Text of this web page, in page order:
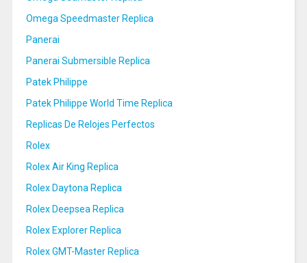
Omega Speedmaster Replica
Panerai
Panerai Submersible Replica
Patek Philippe
Patek Philippe World Time Replica
Replicas De Relojes Perfectos
Rolex
Rolex Air King Replica
Rolex Daytona Replica
Rolex Deepsea Replica
Rolex Explorer Replica
Rolex GMT-Master Replica